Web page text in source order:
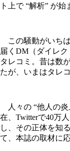
ト上で “解析” が
この騒動がいち
届くDM（ダイレ
タレコミ。昔は数
たが、いまはタレ
人々の “他人の炎
在、Twitterで40万
し、その正体を知
て、本誌の取材に